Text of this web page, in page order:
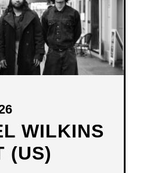
WILKINS
(US)